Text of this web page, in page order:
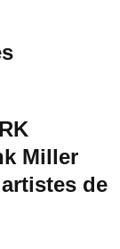
Miller
de